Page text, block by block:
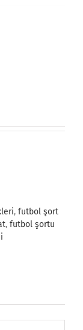
, futbol şort
, futbol şortu